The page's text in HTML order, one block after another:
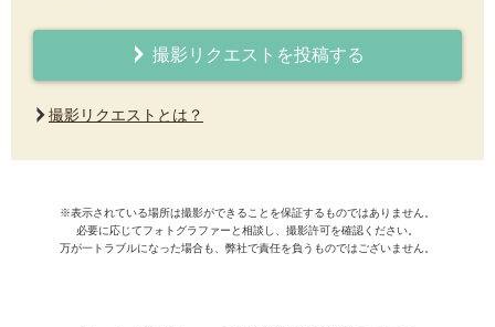
撮影リクエストを投稿する
撮影リクエストとは？
※表示されている場所は撮影ができることを保証するものではありません。
必要に応じてフォトグラファーと相談し、撮影許可を確認ください。
万が一トラブルになった場合も、弊社で責任を負うものではございません。